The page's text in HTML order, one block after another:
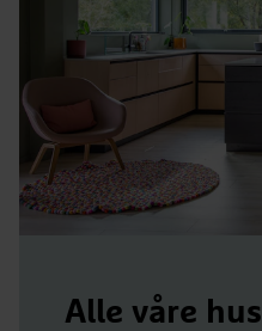
Alle våre